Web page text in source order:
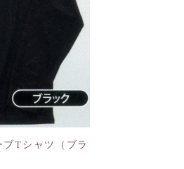
Tシャツ（ブラ